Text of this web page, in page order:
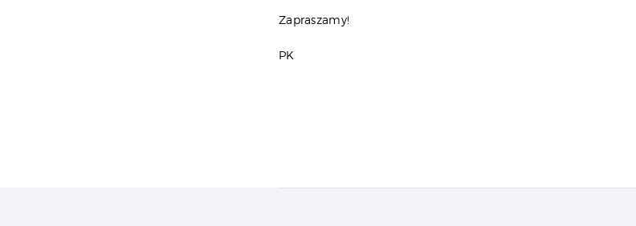
Zapraszamy!
PK